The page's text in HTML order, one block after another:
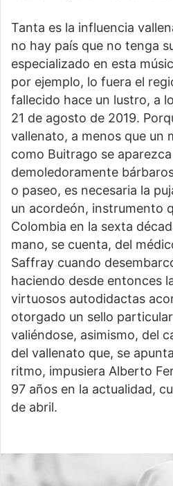
Tanta es la influencia
no hay país que no tenga
especializado en esta
por ejemplo, lo fuera el
fallecido hace un lustro, a
21 de agosto de 2019.
vallenato, a menos que un
como Buitrago se
demoledoramente
o paseo, es necesaria la
un acordeón, instrumento
Colombia en la sexta
mano, se cuenta, del
Saffray cuando
haciendo desde entonces
virtuosos autodidactas
otorgado un sello
valiéndose, asimismo, del
del vallenato que, se
ritmo, impusiera Alberto
97 años en la actualidad,
de abril.